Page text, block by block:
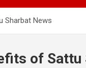
Sharbat News
of Sattu